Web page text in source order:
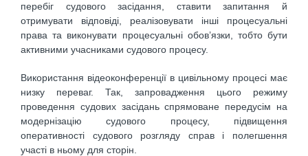
перебіг судового засідання, ставити запитання й
отримувати відповіді, реалізовувати інші процесуальні
права та виконувати процесуальні обов’язки, тобто бути
активними учасниками судового процесу.
Використання відеоконференції в цивільному процесі має
низку переваг. Так, запровадження цього режиму
проведення судових засідань спрямоване передусім на
модернізацію судового процесу, підвищення
оперативності судового розгляду справ і полегшення
участі в ньому для сторін.